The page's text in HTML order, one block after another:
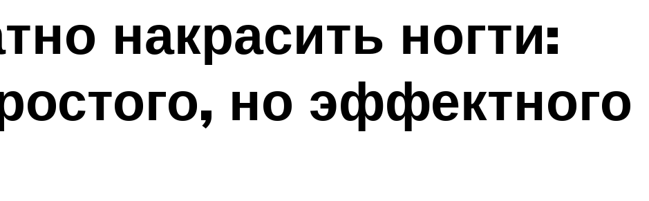
накрасить ногти:
но эффектного